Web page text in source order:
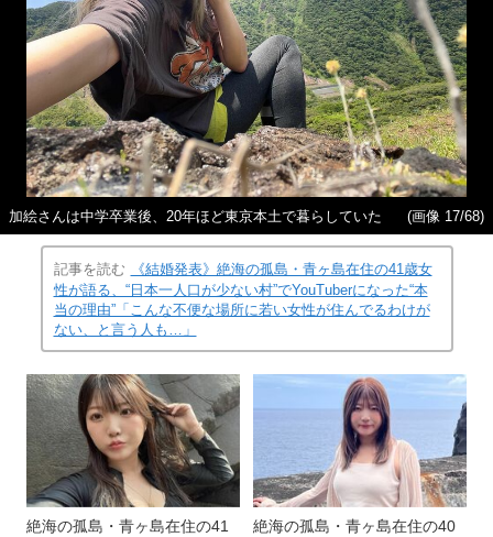
加絵さんは中学卒業後、20年ほど東京本土で暮らしていた (画像 17/68)
記事を読む
《結婚発表》絶海の孤島・青ヶ島在住の41歳女
性が語る、“日本一人口が少ない村”でYouTuberになった“本
当の理由”「こんな不便な場所に若い女性が住んでるわけが
ない、と言う人も…」
絶海の孤島・青ヶ島在住の41
絶海の孤島・青ヶ島在住の40